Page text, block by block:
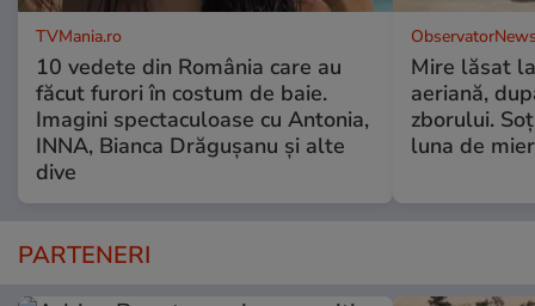
TVMania.ro
10 vedete din România care au
făcut furori în costum de baie.
Imagini spectaculoase cu Antonia,
INNA, Bianca Drăgușanu și alte
dive
Mire lăsat
aeriană,
zborului.
luna de
PARTENERI